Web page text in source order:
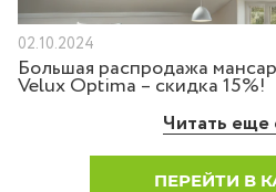
02.10.2024
Большая распродажа
Velux Optima – скидка 15%!
Читать еще
ПЕРЕЙТИ В